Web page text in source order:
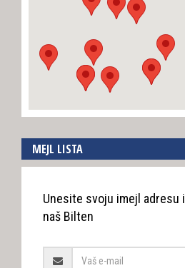
MEJL LISTA
Unesite svoju imejl adresu
naš Bilten